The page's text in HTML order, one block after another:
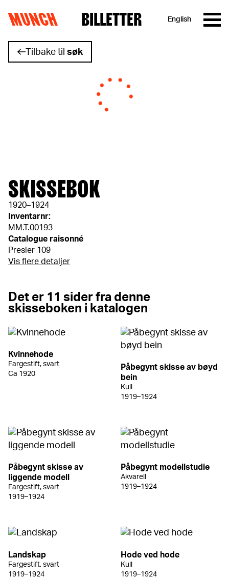
Hopp til innhold
MUNCH BILLETTER English
Tilbake til søk
SKISSEBOK
1920–1924
Inventarnr:
MM.T.00193
Catalogue raisonné
Presler 109
Vis flere detaljer
Det er 11 sider fra denne
skisseboken i katalogen
Kvinnehode
Fargestift, svart
Ca 1920
Påbegynt skisse av bøyd
bein
Kull
1919–1924
Påbegynt skisse av
liggende modell
Fargestift, svart
1919–1924
Påbegynt modellstudie
Akvarell
1919–1924
Landskap
Fargestift, svart
1919–1924
Hode ved hode
Kull
1919–1924